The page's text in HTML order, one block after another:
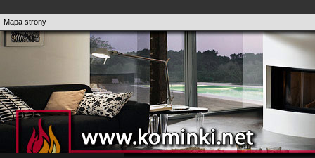
Mapa strony